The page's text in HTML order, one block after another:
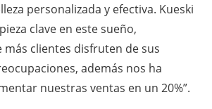
personalizada y efectiva. Kueski
clave en este sueño,
clientes disfruten de sus
además nos ha
nuestras ventas en un 20%”.